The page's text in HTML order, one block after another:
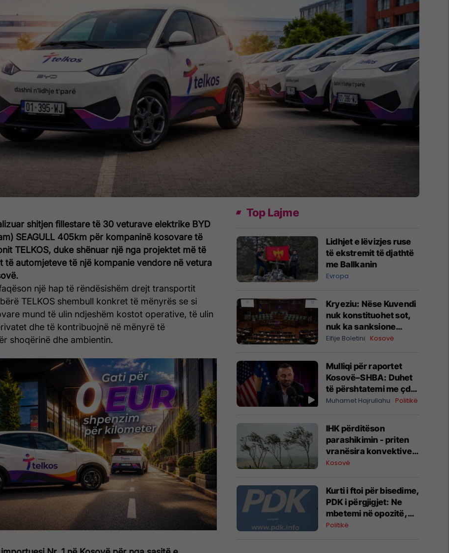
shitjen fillestare të 30 veturave elektrike BYD
SEAGULL 405km për kompaninë kosovare të
TELKOS, duke shënuar një nga projektet më të
të automjeteve të një kompanie vendore në vetura
një hap të rëndësishëm drejt transportit
TELKOS shembull konkret të mënyrës se si
mund të ulin ndjeshëm kostot operative, të ulin
dhe të kontribuojnë në mënyrë të
shoqërinë dhe ambientin.
Top Lajme
Lidhjet e lëvizjes ruse
të ekstremit të djathtë
me Ballkanin
Evropa
Kryeziu: Nëse Kuvendi
nuk konstituohet sot,
nuk ka sanksione
kushtetuese, por
pafund
Elfije Boletini Kosovë
Mulliqi për raportet
Kosovë–SHBA: Duhet
të përshtatemi me çdo
administratë
Muhamet Hajrullahu Politikë
IHK përditëson
parashikimin - priten
vranësira konvektive,
erëra të fuqishme dhe
Kosovë
​Kurti i ftoi për bisedime,
PDK i përgjigjet: Ne
mbetemi në opozitë,
Kuvendi të bëhet sot
Politikë